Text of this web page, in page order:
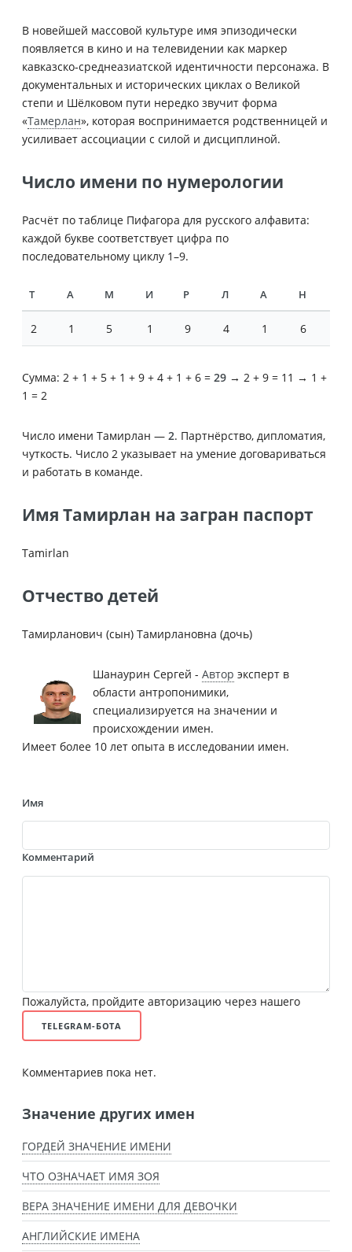
В новейшей массовой культуре имя эпизодически
появляется в кино и на телевидении как маркер
кавказско‑среднеазиатской идентичности персонажа. В
документальных и исторических циклах о Великой
степи и Шёлковом пути нередко звучит форма
«Тамерлан», которая воспринимается родственницей и
усиливает ассоциации с силой и дисциплиной.
Число имени по нумерологии
Расчёт по таблице Пифагора для русского алфавита:
каждой букве соответствует цифра по
последовательному циклу 1–9.
Т А М И Р Л А Н
2 1 5 1 9 4 1 6
Сумма: 2 + 1 + 5 + 1 + 9 + 4 + 1 + 6 = 29 → 2 + 9 = 11 → 1 +
1 = 2
Число имени Тамирлан — 2. Партнёрство, дипломатия,
чуткость. Число 2 указывает на умение договариваться
и работать в команде.
Имя Тамирлан на загран паспорт
Tamirlan
Отчество детей
Тамирланович (сын) Тамирлановна (дочь)
Шанаурин Сергей - Автор эксперт в
области антропонимики,
специализируется на значении и
происхождении имен.
Имеет более 10 лет опыта в исследовании имен.
Имя
Комментарий
Пожалуйста, пройдите авторизацию через нашего
TELEGRAM-БОТА
Комментариев пока нет.
Значение других имен
ГОРДЕЙ ЗНАЧЕНИЕ ИМЕНИ
ЧТО ОЗНАЧАЕТ ИМЯ ЗОЯ
ВЕРА ЗНАЧЕНИЕ ИМЕНИ ДЛЯ ДЕВОЧКИ
АНГЛИЙСКИЕ ИМЕНА